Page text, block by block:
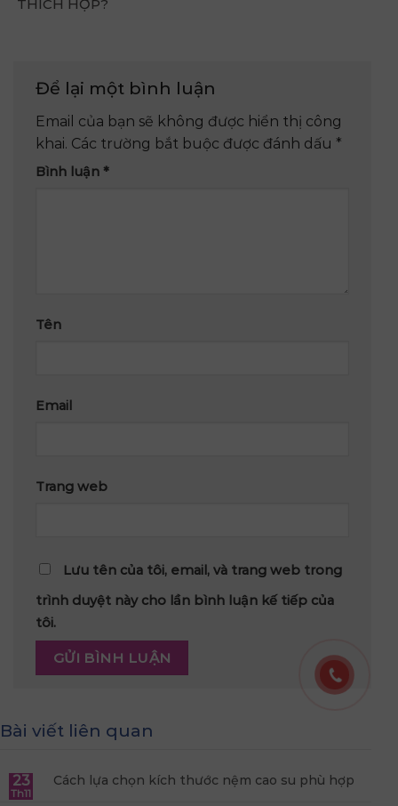
THÍCH HỢP?
Để lại một bình luận
Email của bạn sẽ không được hiển thị công
khai. Các trường bắt buộc được đánh dấu *
Bình luận *
Tên
Email
Trang web
Lưu tên của tôi, email, và trang web trong
trình duyệt này cho lần bình luận kế tiếp của
tôi.
Bài viết liên quan
23
Th11
Cách lựa chọn kích thước nệm cao su phù hợp